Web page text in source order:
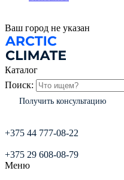
Ваш город не указан
Каталог
Поиск:
Получить консультацию
+375 44 777-08-22
+375 29 608-08-79
Меню